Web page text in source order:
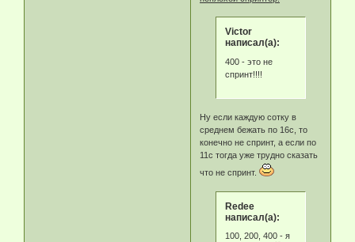
Victor
написал(а):
400 - это не
спринт!!!!
Ну если каждую сотку в
среднем бежать по 16с, то
конечно не спринт, а если по
11с тогда уже трудно сказать
что не спринт.
Redee
написал(а):
100, 200, 400 - я